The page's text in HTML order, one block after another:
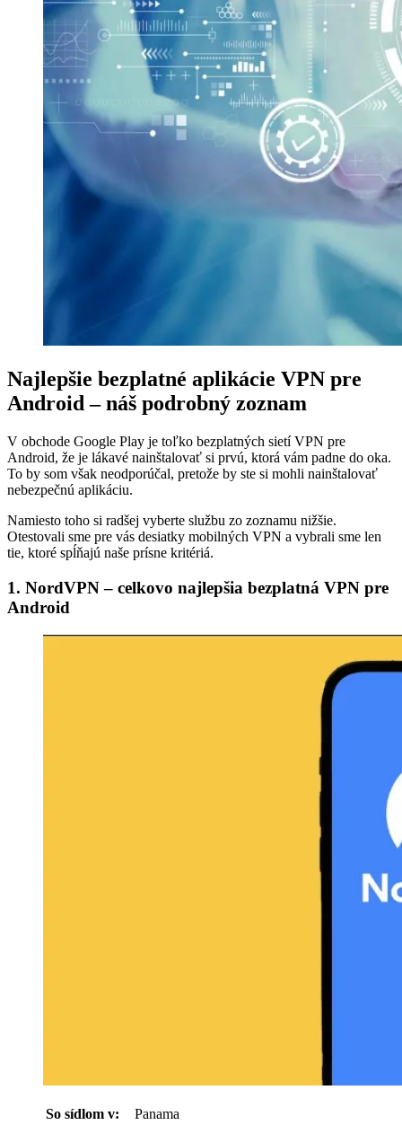
Najlepšie bezplatné aplikácie VPN pre
Android – náš podrobný zoznam
V obchode Google Play je toľko bezplatných sietí VPN pre
Android, že je lákavé nainštalovať si prvú, ktorá vám padne do oka.
To by som však neodporúčal, pretože by ste si mohli nainštalovať
nebezpečnú aplikáciu.
Namiesto toho si radšej vyberte službu zo zoznamu nižšie.
Otestovali sme pre vás desiatky mobilných VPN a vybrali sme len
tie, ktoré spĺňajú naše prísne kritériá.
1. NordVPN – celkovo najlepšia bezplatná VPN pre
Android
So sídlom v:
Panama